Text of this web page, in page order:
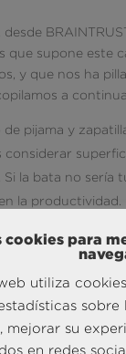
que supone este
y que nos ha
a
pijama y
la bata no sería
la productividad.
Sentarse en el
a tu
más
la mental:
y una buena
cookies para
utiliza
mejorar su
en redes